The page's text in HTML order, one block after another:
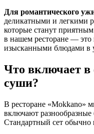
Для романтического
деликатными и легкими
которые станут
в нашем ресторане — это
изысканными блюдами в
Что включает в
суши?
В ресторане «Mokkano»
включают
Стандартный сет